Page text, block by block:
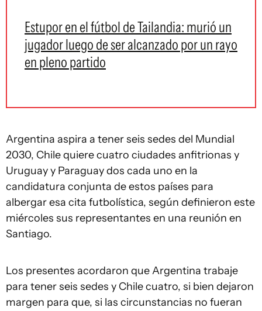
Estupor en el fútbol de Tailandia: murió un
jugador luego de ser alcanzado por un rayo
en pleno partido
Argentina aspira a tener seis sedes del Mundial
2030, Chile quiere cuatro ciudades anfitrionas y
Uruguay y Paraguay dos cada uno en la
candidatura conjunta de estos países para
albergar esa cita futbolística, según definieron este
miércoles sus representantes en una reunión en
Santiago.
Los presentes acordaron que Argentina trabaje
para tener seis sedes y Chile cuatro, si bien dejaron
margen para que, si las circunstancias no fueran